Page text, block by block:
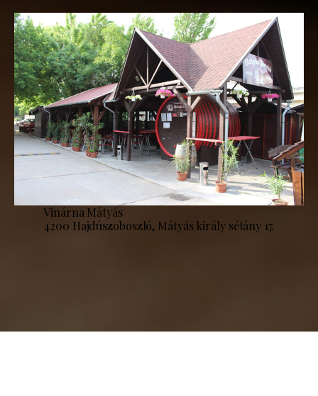
Vinárna Mátyás
4200 Hajdúszoboszló, Mátyás király sétány 17.